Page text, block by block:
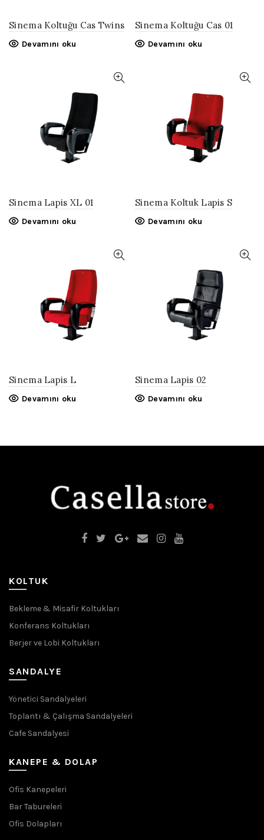
Sinema Koltuğu Cas Twins
Devamını oku
Sinema Koltuğu Cas 01
Devamını oku
Sinema Lapis XL 01
Devamını oku
Sinema Koltuk Lapis S
Devamını oku
Sinema Lapis L
Devamını oku
Sinema Lapis 02
Devamını oku
KOLTUK
Bekleme & Misafir Koltukları
Konferans Koltukları
Berjer ve Lobi Koltukları
SANDALYE
Yönetici Sandalyeleri
Toplantı & Çalışma Sandalyeleri
Cafe Sandalyesi
KANEPE & DOLAP
Ofis Kanepeleri
Bar Tabureleri
Ofis Dolapları